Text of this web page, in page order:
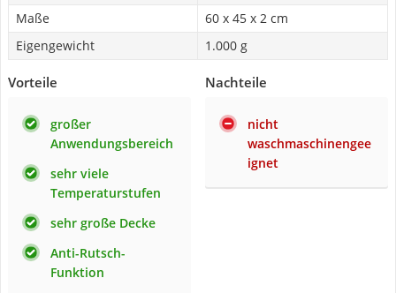
Maße
60 x 45 x 2 cm
Eigengewicht
1.000 g
Vorteile
großer
Anwendungsbereich
sehr viele
Temperaturstufen
sehr große Decke
Anti-Rutsch-
Funktion
Nachteile
nicht
waschmaschinengee
ignet